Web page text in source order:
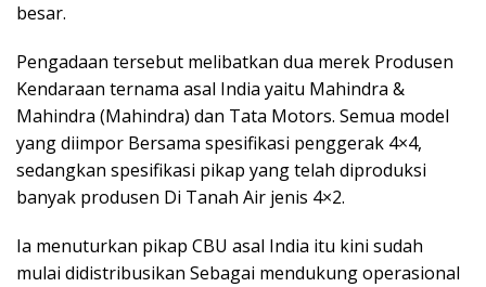
besar.
Pengadaan tersebut melibatkan dua merek Produsen
Kendaraan ternama asal India yaitu Mahindra &
Mahindra (Mahindra) dan Tata Motors. Semua model
yang diimpor Bersama spesifikasi penggerak 4×4,
sedangkan spesifikasi pikap yang telah diproduksi
banyak produsen Di Tanah Air jenis 4×2.
Ia menuturkan pikap CBU asal India itu kini sudah
mulai didistribusikan Sebagai mendukung operasional